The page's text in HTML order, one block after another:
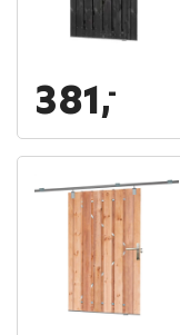
381,-